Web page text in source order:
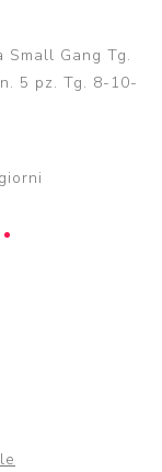
Gang Tg.
5 pz. Tg. 8-10-